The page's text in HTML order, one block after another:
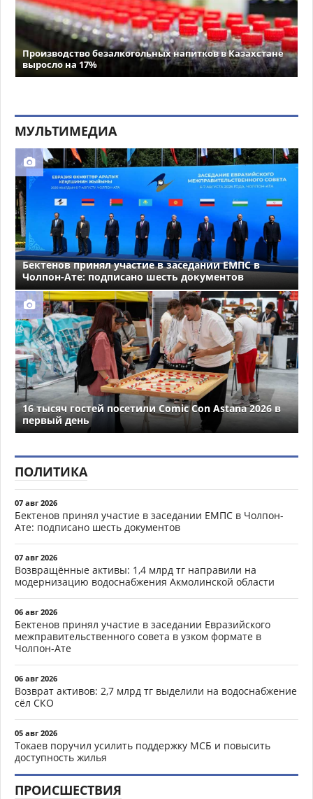
Производство безалкогольных напитков в Казахстане
выросло на 17%
МУЛЬТИМЕДИА
Бектенов принял участие в заседании ЕМПС в
Чолпон-Ате: подписано шесть документов
16 тысяч гостей посетили Comic Con Astana 2026 в
первый день
ПОЛИТИКА
07 авг 2026
Бектенов принял участие в заседании ЕМПС в Чолпон-
Ате: подписано шесть документов
07 авг 2026
Возвращённые активы: 1,4 млрд тг направили на
модернизацию водоснабжения Акмолинской области
06 авг 2026
Бектенов принял участие в заседании Евразийского
межправительственного совета в узком формате в
Чолпон-Ате
06 авг 2026
Возврат активов: 2,7 млрд тг выделили на водоснабжение
сёл СКО
05 авг 2026
Токаев поручил усилить поддержку МСБ и повысить
доступность жилья
ПРОИСШЕСТВИЯ